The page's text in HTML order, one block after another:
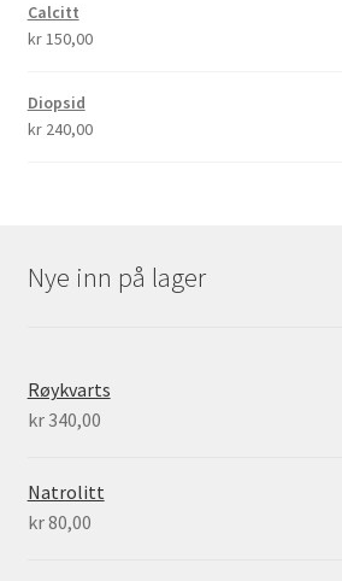
Calcitt
kr150,00
Diopsid
kr240,00
Nye inn på lager
Røykvarts
kr340,00
Natrolitt
kr80,00